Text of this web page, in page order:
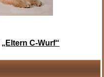
„ Eltern C-Wurf“